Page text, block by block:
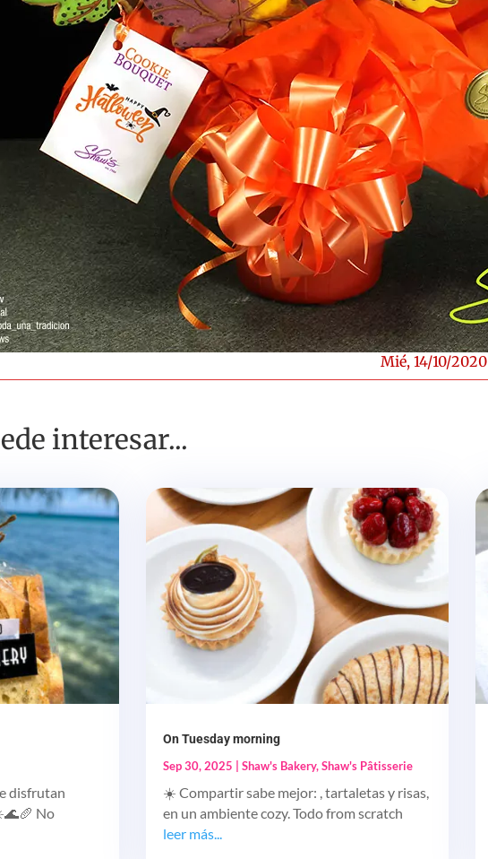
Mié, 14/10/2020
interesar...
disfrutan
No
On Tuesday morning
Sep 30, 2025
Shaw's Bakery,Shaw's Pâtisserie
☀️ Compartir sabe mejor: , tartaletas y risas,
en un ambiente cozy. Todo from scratch
leer más...